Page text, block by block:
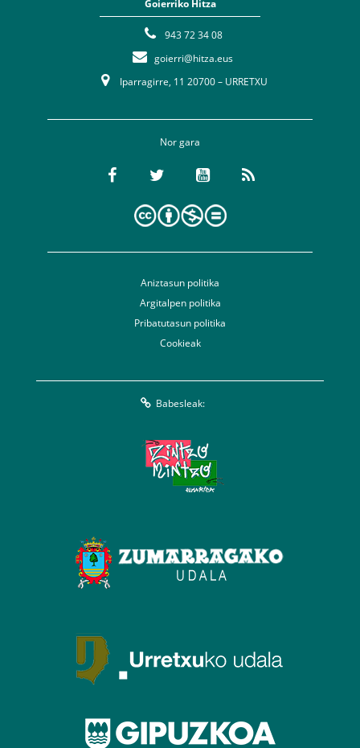
Goierriko Hitza
943 72 34 08
goierri@hitza.eus
Iparragirre, 11 20700 – URRETXU
Nor gara
Aniztasun politika
Argitalpen politika
Pribatutasun politika
Cookieak
Babesleak: